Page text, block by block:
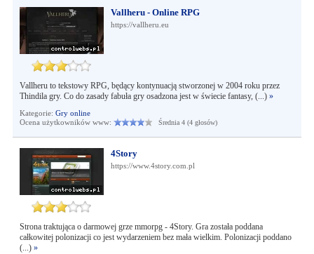
Vallheru - Online RPG
https://vallheru.eu
Vallheru to tekstowy RPG, będący kontynuacją stworzonej w 2004 roku przez
Thindila gry. Co do zasady fabuła gry osadzona jest w świecie fantasy, (...) »
Kategorie: Gry online
Ocena użytkowników www:
Średnia 4 (4 głosów)
4Story
https://www.4story.com.pl
Strona traktująca o darmowej grze mmorpg - 4Story. Gra została poddana
całkowitej polonizacji co jest wydarzeniem bez mała wielkim. Polonizacji poddano
(...) »